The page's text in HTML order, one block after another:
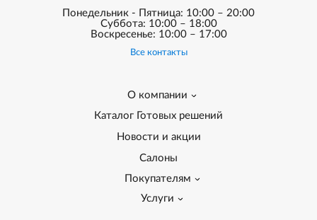
Понедельник - Пятница: 10:00 – 20:00
Суббота: 10:00 – 18:00
Воскресенье: 10:00 – 17:00
Все контакты
О компании
Каталог Готовых решений
Новости и акции
Салоны
Покупателям
Услуги